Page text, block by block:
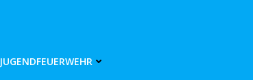
JUGENDFEUERWEHR